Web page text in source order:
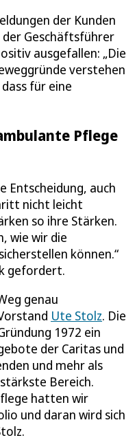
der Kunden
Geschäftsführer
ausgefallen: „Die
verstehen
für eine
Pflege
Entscheidung, auch
nicht leicht
so ihre Stärken.
wie wir die
können.“
gefordert.
genau
Ute Stolz. Die
1972 ein
der Caritas und
und mehr als
Bereich.
hatten wir
und daran wird sich